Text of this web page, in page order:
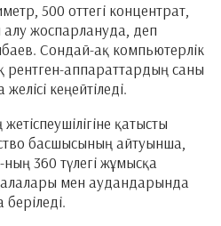
500 оттегі концентрат,
жоспарлануда, деп
Сондай-ақ компьютерлік
аппараттардың саны
кеңейтіледі.
қатысты
басшысының айтуынша,
360 түлегі жұмысқа
мен аудандарында